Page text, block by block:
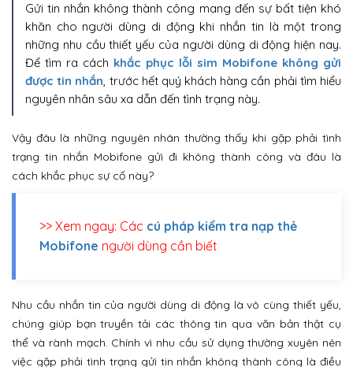
Gửi tin nhắn không thành công mang đến sự bất tiện khó
khăn cho người dùng di động khi nhắn tin là một trong
những nhu cầu thiết yếu của người dùng di động hiện nay.
Để tìm ra cách khắc phục lỗi sim Mobifone không gửi
được tin nhắn, trước hết quý khách hàng cần phải tìm hiểu
nguyên nhân sâu xa dẫn đến tình trạng này.
Vậy đâu là những nguyên nhân thường thấy khi gặp phải tình
trạng tin nhắn Mobifone gửi đi không thành công và đâu là
cách khắc phục sự cố này?
>> Xem ngay: Các cú pháp kiểm tra nạp thẻ
Mobifone người dùng cần biết
Nhu cầu nhắn tin của người dùng di động là vô cùng thiết yếu,
chúng giúp bạn truyền tải các thông tin qua văn bản thật cụ
thể và rành mạch. Chính vì nhu cầu sử dụng thường xuyên nên
việc gặp phải tình trạng gửi tin nhắn không thành công là điều